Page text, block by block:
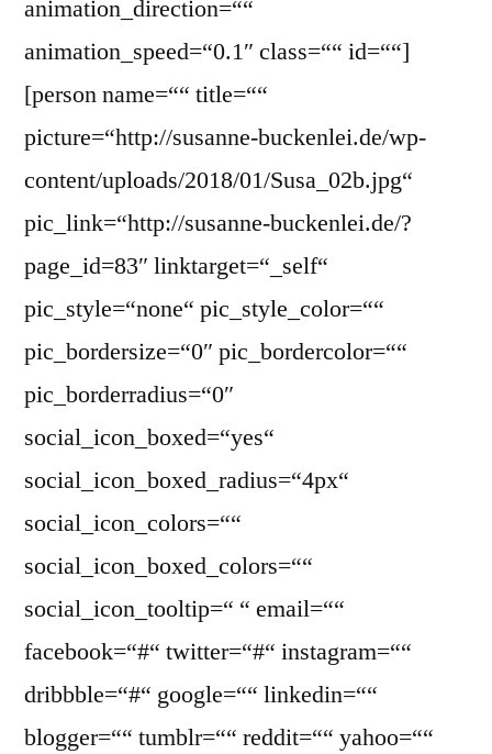
animation_direction=““
animation_speed=“0.1″ class=““ id=““]
[person name=““ title=““
picture=“http://susanne-buckenlei.de/wp-
content/uploads/2018/01/Susa_02b.jpg“
pic_link=“http://susanne-buckenlei.de/?
page_id=83″ linktarget=“_self“
pic_style=“none“ pic_style_color=““
pic_bordersize=“0″ pic_bordercolor=““
pic_borderradius=“0″
social_icon_boxed=“yes“
social_icon_boxed_radius=“4px“
social_icon_colors=““
social_icon_boxed_colors=““
social_icon_tooltip=“ “ email=““
facebook=“#“ twitter=“#“ instagram=““
dribbble=“#“ google=““ linkedin=““
blogger=““ tumblr=““ reddit=““ yahoo=““